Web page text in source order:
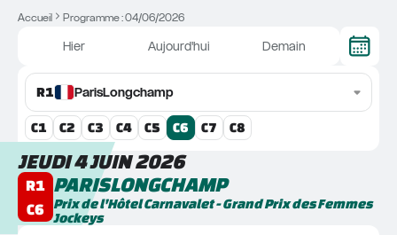
Accueil Programme : 04/06/2026
Hier Aujourd'hui Demain
R1 ParisLongchamp
C1 C2 C3 C4 C5 C6 C7 C8
JEUDI 4 JUIN 2026
R1
C6
PARISLONGCHAMP
Prix de l'Hôtel Carnavalet - Grand Prix des Femmes
Jockeys